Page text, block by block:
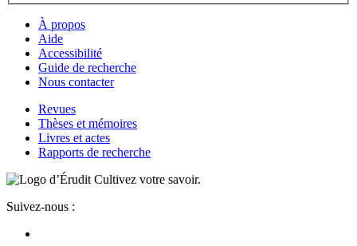
À propos
Aide
Accessibilité
Guide de recherche
Nous contacter
Revues
Thèses et mémoires
Livres et actes
Rapports de recherche
Cultivez votre savoir.
Suivez-nous :